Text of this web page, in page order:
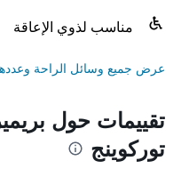
مناسب لذوي الإعاقة
عرض جميع وسائل الراحة وعددها
تقييمات حول
توركوينج